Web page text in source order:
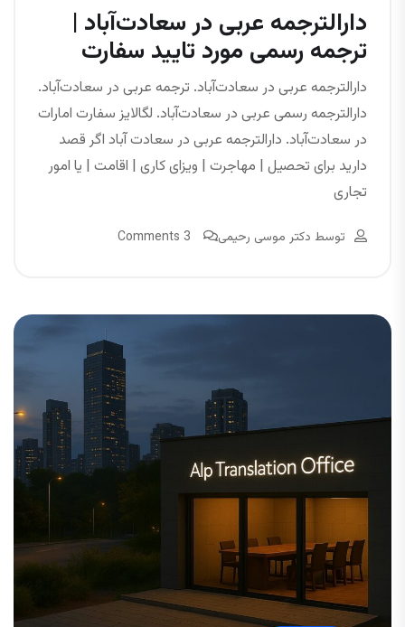
دارالترجمه عربی در سعادت‌آباد |
ترجمه رسمی مورد تایید سفارت
دارالترجمه عربی در سعادت‌آباد. ترجمه عربی در سعادت‌آباد.
دارالترجمه رسمی عربی در سعادت‌آباد. لگالایز سفارت امارات
در سعادت‌آباد. دارالترجمه عربی در سعادت آباد اگر قصد
دارید برای تحصیل | مهاجرت | ویزای کاری | اقامت | یا امور
تجاری
توسط دکتر موسی رحیمی 3 Comments